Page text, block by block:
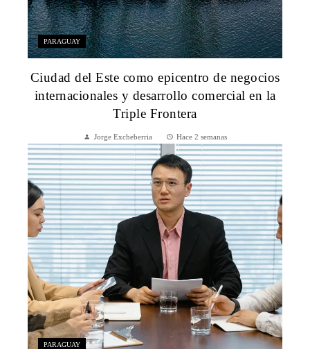
PARAGUAY
Ciudad del Este como epicentro de negocios
internacionales y desarrollo comercial en la
Triple Frontera
Jorge Excheberria Hace 2 semanas
PARAGUAY